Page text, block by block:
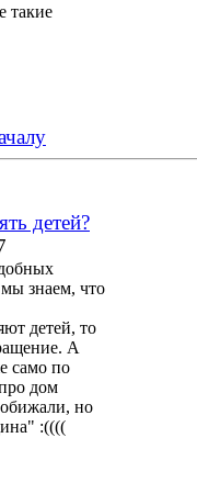
такие
детей?
знаем, что
детей, то
А
само по
дом
но
:((((